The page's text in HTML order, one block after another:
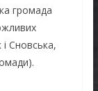
громада
Сновська,